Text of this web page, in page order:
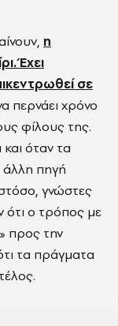
η
Έχει
σε
περνάει χρόνο
φίλους της.
όταν τα
άλλη πηγή
γνώστες
ο τρόπος με
προς την
τα πράγματα